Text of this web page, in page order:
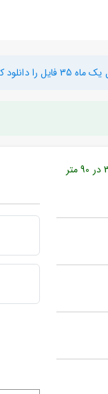
کنید
نام فایل : دانلود نقشه تئاتر چند منظوره - سینما - سالن کنفرانس - سالن همایش 53×97 متر 34 در 90 متر